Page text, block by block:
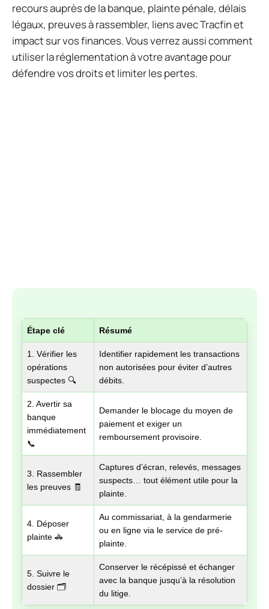
recours auprès de la banque, plainte pénale, délais
légaux, preuves à rassembler, liens avec Tracfin et
impact sur vos finances. Vous verrez aussi comment
utiliser la réglementation à votre avantage pour
défendre vos droits et limiter les pertes.
Étape clé Résumé
1. Vérifier les
opérations
suspectes 🔍
Identifier rapidement les transactions
non autorisées pour éviter d’autres
débits.
2. Avertir sa
banque
immédiatement
📞
Demander le blocage du moyen de
paiement et exiger un
remboursement provisoire.
3. Rassembler
les preuves 🧾
Captures d’écran, relevés, messages
suspects… tout élément utile pour la
plainte.
4. Déposer
plainte 🚓
Au commissariat, à la gendarmerie
ou en ligne via le service de pré-
plainte.
5. Suivre le
dossier 🗂️
Conserver le récépissé et échanger
avec la banque jusqu’à la résolution
du litige.